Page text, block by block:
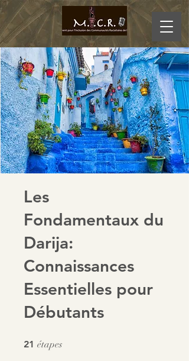
Les
Fondamentaux du
Darija:
Connaissances
Essentielles pour
Débutants
21 étapes